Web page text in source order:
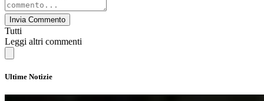
Invia Commento
Tutti
Leggi altri commenti
Ultime Notizie